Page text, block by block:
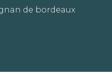
de bordeaux